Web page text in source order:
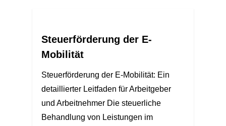
Steuerförderung der E-
Mobilität
Steuerförderung der E-Mobilität: Ein
detaillierter Leitfaden für Arbeitgeber
und Arbeitnehmer Die steuerliche
Behandlung von Leistungen im